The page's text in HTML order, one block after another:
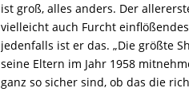
ist groß, alles anders. Der
vielleicht auch Furcht
jedenfalls ist er das. „Die größte
seine Eltern im Jahr 1958
ganz so sicher sind, ob das die